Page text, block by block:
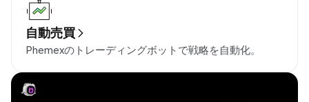
自動売買
Phemexのトレーディングボットで戦略を自動化。